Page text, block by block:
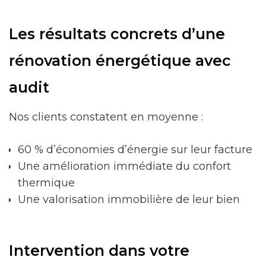
Les résultats concrets d’une
rénovation énergétique avec
audit
Nos clients constatent en moyenne :
60 % d’économies d’énergie sur leur facture
Une amélioration immédiate du confort
thermique
Une valorisation immobilière de leur bien
Intervention dans votre